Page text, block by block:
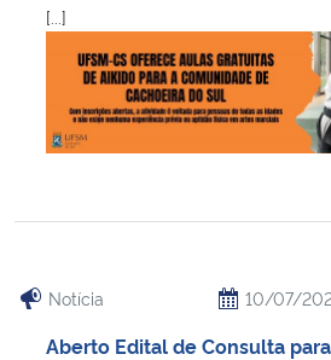
Secretaria de Governo
Gabinete de Segurança Institucional
Banco Central do Brasil
Planalto
[...]
Notícia 10/07/
Aberto Edital de Consulta